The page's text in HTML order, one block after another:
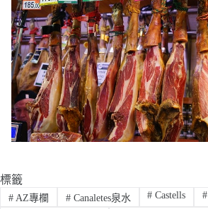
標籤
#AZ專欄 #Canaletes泉水 # Castells #